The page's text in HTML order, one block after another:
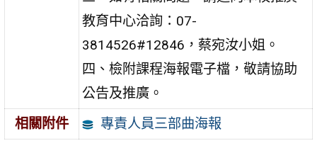
教育中心洽詢：07-
3814526#12846，蔡宛汝小姐。
四、檢附課程海報電子檔，敬請協助
公告及推廣。
相關附件
專責人員三部曲海報